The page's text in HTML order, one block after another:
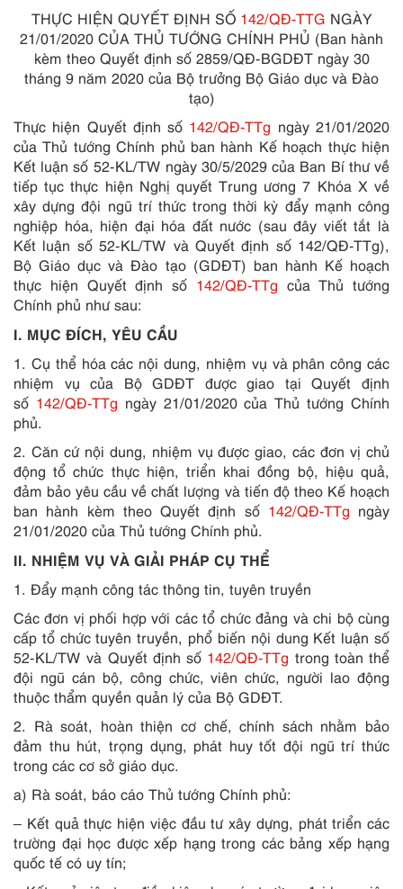
THỰC HIỆN QUYẾT ĐỊNH SỐ 142/QĐ-TTG NGÀY
21/01/2020 CỦA THỦ TƯỚNG CHÍNH PHỦ (Ban hành
kèm theo Quyết định số 2859/QĐ-BGDĐT ngày 30
tháng 9 năm 2020 của Bộ trưởng Bộ Giáo dục và Đào
tạo)
Thực hiện Quyết định số 142/QĐ-TTg ngày 21/01/2020
của Thủ tướng Chính phủ ban hành Kế hoạch thực hiện
Kết luận số 52-KL/TW ngày 30/5/2029 của Ban Bí thư về
tiếp tục thực hiện Nghị quyết Trung ương 7 Khóa X về
xây dựng đội ngũ trí thức trong thời kỳ đẩy mạnh công
nghiệp hóa, hiện đại hóa đất nước (sau đây viết tắt là
Kết luận số 52-KL/TW và Quyết định số 142/QĐ-TTg),
Bộ Giáo dục và Đào tạo (GDĐT) ban hành Kế hoạch
thực hiện Quyết định số 142/QĐ-TTg của Thủ tướng
Chính phủ như sau:
I. MỤC ĐÍCH, YÊU CẦU
1. Cụ thể hóa các nội dung, nhiệm vụ và phân công các
nhiệm vụ của Bộ GDĐT được giao tại Quyết định
số 142/QĐ-TTg ngày 21/01/2020 của Thủ tướng Chính
phủ.
2. Căn cứ nội dung, nhiệm vụ được giao, các đơn vị chủ
động tổ chức thực hiện, triển khai đồng bộ, hiệu quả,
đảm bảo yêu cầu về chất lượng và tiến độ theo Kế hoạch
ban hành kèm theo Quyết định số 142/QĐ-TTg ngày
21/01/2020 của Thủ tướng Chính phủ.
II. NHIỆM VỤ VÀ GIẢI PHÁP CỤ THỂ
1. Đẩy mạnh công tác thông tin, tuyên truyền
Các đơn vị phối hợp với các tổ chức đảng và chi bộ cùng
cấp tổ chức tuyên truyền, phổ biến nội dung Kết luận số
52-KL/TW và Quyết định số 142/QĐ-TTg trong toàn thể
đội ngũ cán bộ, công chức, viên chức, người lao động
thuộc thẩm quyền quản lý của Bộ GDĐT.
2. Rà soát, hoàn thiện cơ chế, chính sách nhằm bảo
đảm thu hút, trọng dụng, phát huy tốt đội ngũ trí thức
trong các cơ sở giáo dục.
a) Rà soát, báo cáo Thủ tướng Chính phủ:
– Kết quả thực hiện việc đầu tư xây dựng, phát triển các
trường đại học được xếp hạng trong các bảng xếp hạng
quốc tế có uy tín;